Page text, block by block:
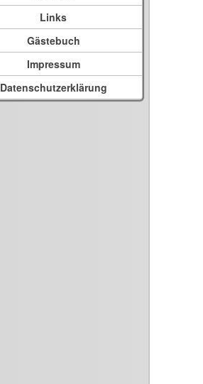
Links
Gästebuch
Impressum
Datenschutzerklärung